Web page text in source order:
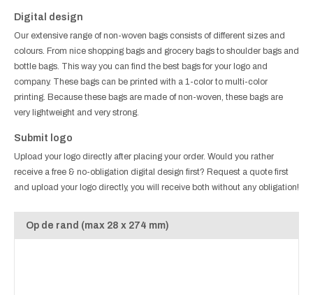
Digital design
Our extensive range of non-woven bags consists of different sizes and
colours. From nice shopping bags and grocery bags to shoulder bags and
bottle bags. This way you can find the best bags for your logo and
company. These bags can be printed with a 1-color to multi-color
printing. Because these bags are made of non-woven, these bags are
very lightweight and very strong.
Submit logo
Upload your logo directly after placing your order. Would you rather
receive a free & no-obligation digital design first? Request a quote first
and upload your logo directly, you will receive both without any obligation!
Op de rand (max 28 x 274 mm)